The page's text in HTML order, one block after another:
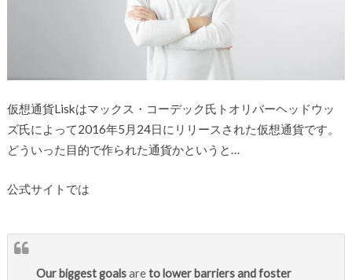
仮想通貨Liskはマックス・コーデック氏トオリバーヘッドウッ
ズ氏によって2016年5月24日にリリースされた仮想通貨です。
どういった目的で作られた通貨かというと…
公式サイトでは
Our biggest goalsareto lower barriers and foster